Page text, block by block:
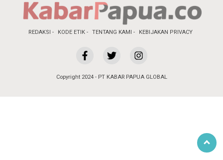
REDAKSI KODE ETIK TENTANG KAMI KEBIJAKAN PRIVACY
Copyright 2024 - PT KABAR PAPUA GLOBAL